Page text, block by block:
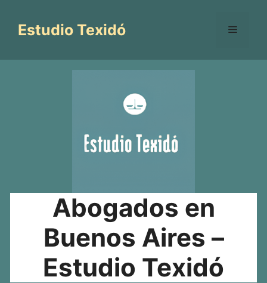
contenido
Estudio Texidó Menú
Abogados en
Buenos Aires –
Estudio Texidó